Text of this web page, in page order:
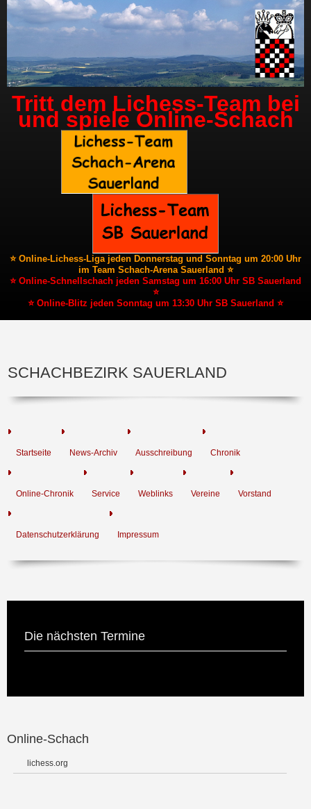
Tritt dem Lichess-Team bei
und spiele Online-Schach
⭐ Online-Lichess-Liga jeden Donnerstag und Sonntag um 20:00 Uhr
im Team Schach-Arena Sauerland ⭐
⭐ Online-Schnellschach jeden Samstag um 16:00 Uhr SB Sauerland
⭐
⭐ Online-Blitz jeden Sonntag um 13:30 Uhr SB Sauerland ⭐
SCHACHBEZIRK SAUERLAND
Startseite News-Archiv Ausschreibung Chronik
Online-Chronik Service Weblinks Vereine Vorstand
Datenschutzerklärung Impressum
Die nächsten Termine
Online-Schach
lichess.org